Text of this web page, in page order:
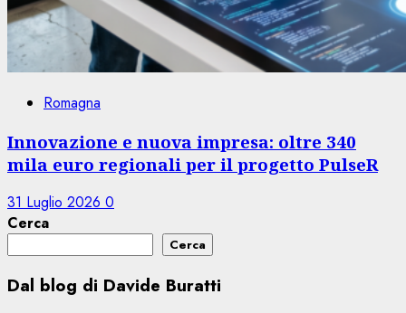
Romagna
Innovazione e nuova impresa: oltre 340
mila euro regionali per il progetto PulseR
31 Luglio 2026 0
Cerca
Cerca
Dal blog di Davide Buratti